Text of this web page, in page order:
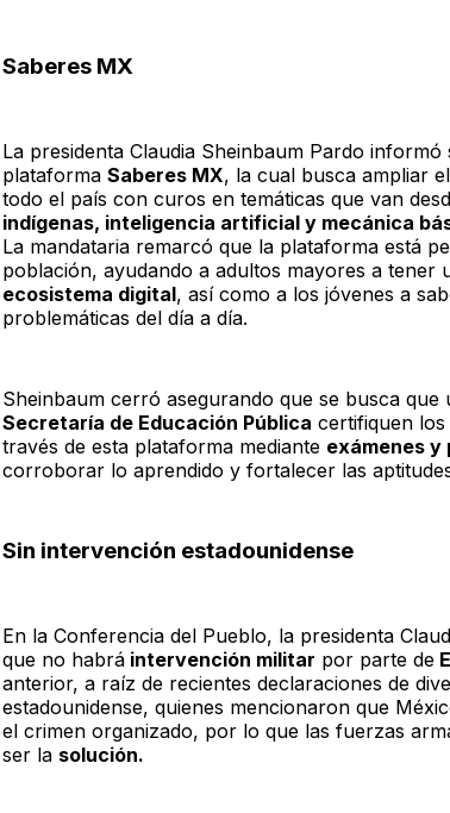
Saberes MX
La presidenta Claudia Sheinbaum Pardo
plataforma Saberes MX, la cual busca ampliar
todo el país con curos en temáticas que van
indígenas, inteligencia artificial y mecánica
La mandataria remarcó que la plataforma está
población, ayudando a adultos mayores a tener
ecosistema digital, así como a los jóvenes a
problemáticas del día a día.
Sheinbaum cerró asegurando que se busca que
Secretaría de Educación Pública certifiquen
través de esta plataforma mediante exámenes y
corroborar lo aprendido y fortalecer las
Sin intervención estadounidense
En la Conferencia del Pueblo, la presidenta
que no habráintervención militar por parte de
anterior, a raíz de recientes declaraciones de
estadounidense, quienes mencionaron que
el crimen organizado, por lo que las fuerzas
ser la solución.